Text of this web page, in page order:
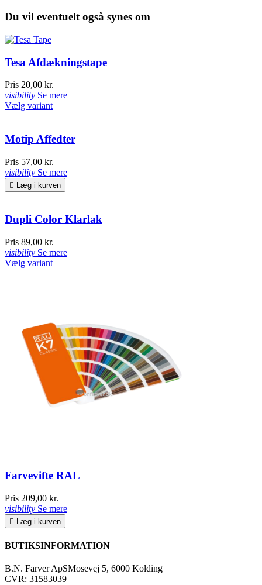
Du vil eventuelt også synes om
Tesa Afdækningstape
Pris 20,00 kr.
visibility Se mere
Vælg variant
Motip Affedter
Pris 57,00 kr.
visibility Se mere
 Læg i kurven
Dupli Color Klarlak
Pris 89,00 kr.
visibility Se mere
Vælg variant
Farvevifte RAL
Pris 209,00 kr.
visibility Se mere
 Læg i kurven
BUTIKSINFORMATION
B.N. Farver ApSMosevej 5, 6000 Kolding
CVR: 31583039